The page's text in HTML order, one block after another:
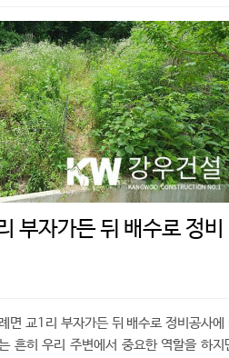
부자가든 뒤 배수로 정비
면 교1리 부자가든 뒤 배수로 정비공사에
흔히 우리 주변에서 중요한 역할을 하지